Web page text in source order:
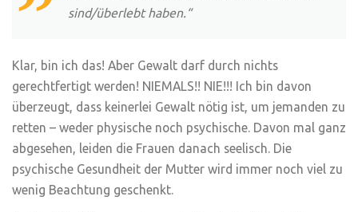
sind/überlebt haben.“
Klar, bin ich das! Aber Gewalt darf durch nichts
gerechtfertigt werden! NIEMALS!! NIE!!! Ich bin davon
überzeugt, dass keinerlei Gewalt nötig ist, um jemanden zu
retten – weder physische noch psychische. Davon mal ganz
abgesehen, leiden die Frauen danach seelisch. Die
psychische Gesundheit der Mutter wird immer noch viel zu
wenig Beachtung geschenkt.